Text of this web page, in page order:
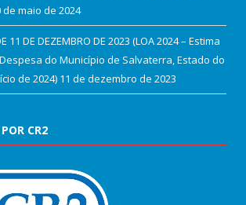
de maio de 2024
11 DE DEZEMBRO DE 2023 (LOA 2024 – Estima
do Município de Salvaterra, Estado do
de 2024) 11 de dezembro de 2023
CR2